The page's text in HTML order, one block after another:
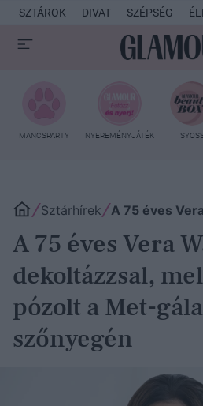
SZTÁROK DIVAT SZÉPSÉG
MANCSPARTY NYEREMÉNYJÁTÉK
Sztárhírek A 75 éves
A 75 éves Vera
dekoltázzsal,
pózolt a Met-
szőnyegén